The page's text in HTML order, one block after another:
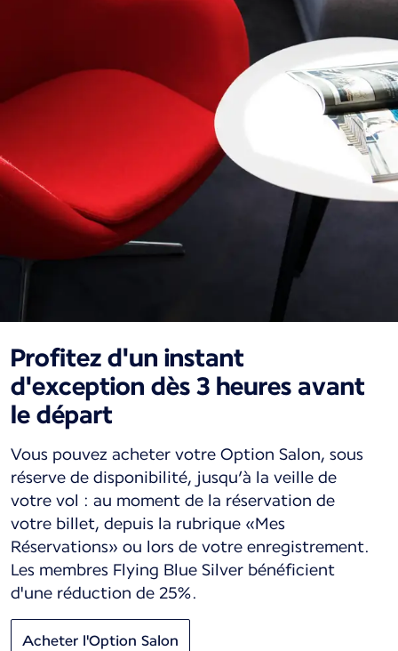
Profitez d'un instant
d'exception dès 3 heures avant
le départ
Vous pouvez acheter votre Option Salon, sous
réserve de disponibilité, jusqu’à la veille de
votre vol : au moment de la réservation de
votre billet, depuis la rubrique «Mes
Réservations» ou lors de votre enregistrement.
Les membres Flying Blue Silver bénéficient
d'une réduction de 25%.
Acheter l'Option Salon